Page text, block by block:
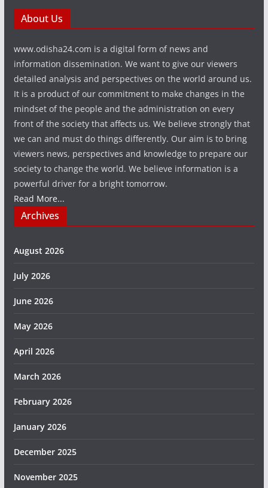
About Us
www.odisha24.com is a digital form of news and
information dissemination. We want to give our viewers
detailed analysis and perspectives on the world around us.
It is a product of our commitment to make changes in the
mindset of the people and the administration on every
front of the society that affects us. We believe strongly that
we can and must do things differently. Our aim is to bring
viewers news, perspectives and knowledge to prepare our
society to change the world. We believe information is a
powerful driver for a bright tomorrow.
Read More...
Archives
August 2026
July 2026
June 2026
May 2026
April 2026
March 2026
February 2026
January 2026
December 2025
November 2025